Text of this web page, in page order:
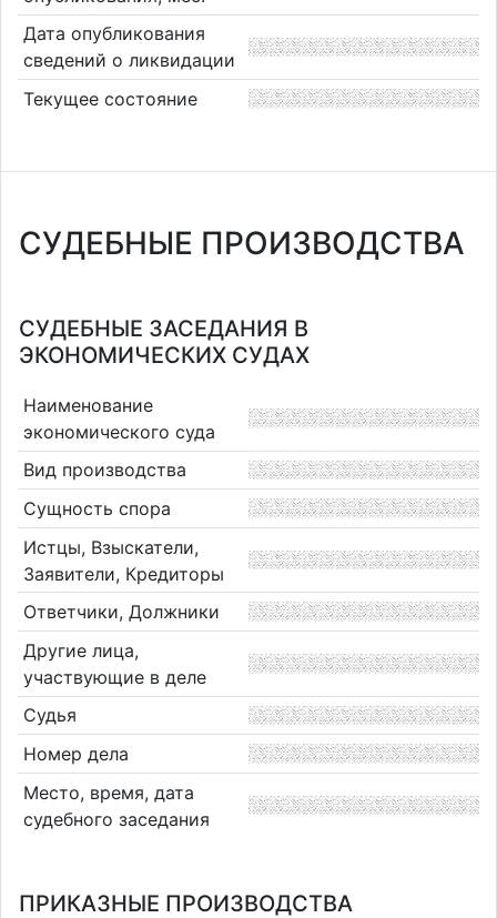
Дата опубликования
сведений о ликвидации
Текущее состояние
СУДЕБНЫЕ ПРОИЗВОДСТВА
СУДЕБНЫЕ ЗАСЕДАНИЯ В
ЭКОНОМИЧЕСКИХ СУДАХ
Наименование
экономического суда
Вид производства
Сущность спора
Истцы, Взыскатели,
Заявители, Кредиторы
Ответчики, Должники
Другие лица,
участвующие в деле
Судья
Номер дела
Место, время, дата
судебного заседания
ПРИКАЗНЫЕ ПРОИЗВОДСТВА